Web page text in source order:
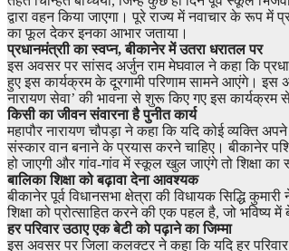
द्वारा वहन किया जाएगा। पूरे राज्य में नवाचार के रूप
का फूल देकर इनका आभार जताया।
प्रधानमंत्राी का स्वप्न, बीकानेर में उतरा धरातल पर
इस अवसर पर सांसद अर्जुन राम मेघवाल ने कहा कि
हुए इस कार्यक्रम के दूरगामी परिणाम सामने आएंगे। इस
नारायण सेवा’ की भावना से शुरू किए गए इस कार्यक्रम
किसी का जीवन संवारना है पुनीत कार्य
महापौर नारायण चौपड़ा ने कहा कि यदि कोई व्यक्ति
संस्कार वान बनाने के प्रयास करने चाहिए। बीकानेर
हो जाएगी और गांव-गांव में स्कूल खुल जाएंगे तो शिक्षा
बालिका शिक्षा को बढ़ावा देना आवश्यक
बीकानेर पूर्व विधानसभा क्षेत्रा की विधायक सिद्धि
शिक्षा को प्रोत्साहित करने की एक पहल है, जो भविष्य
हर परिवार उठाए एक बेटी को पढ़ाने का जिम्मा
इस अवसर पर जिला कलक्टर ने कहा कि यदि हर परिवार